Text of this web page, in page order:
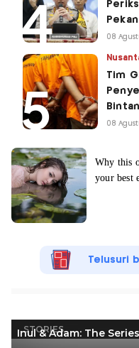
08
Tim
08
Telusuri